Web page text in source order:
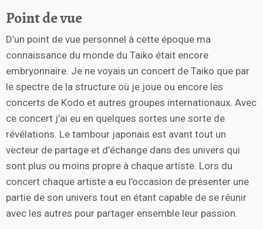
Point de vue
D’un point de vue personnel à cette époque ma
connaissance du monde du Taiko était encore
embryonnaire. Je ne voyais un concert de Taiko que par
le spectre de la structure où je joue ou encore les
concerts de Kodo et autres groupes internationaux. Avec
ce concert j’ai eu en quelques sortes une sorte de
révélations. Le tambour japonais est avant tout un
vecteur de partage et d’échange dans des univers qui
sont plus ou moins propre à chaque artiste. Lors du
concert chaque artiste a eu l’occasion de présenter une
partie de son univers tout en étant capable de se réunir
avec les autres pour partager ensemble leur passion.